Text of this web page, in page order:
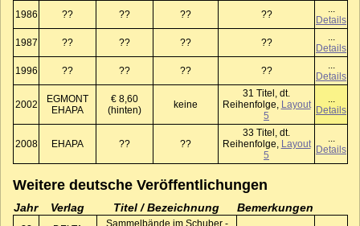
1986 ?? ?? ?? ??
...
Details
1987
?? ?? ?? ??
...
Details
1996
?? ?? ?? ??
...
Details
2002
EGMONT
EHAPA
€ 8,60
(hinten)
keine
31 Titel, dt.
Reihenfolge, Layout
5
...
Details
2008 EHAPA ?? ??
33 Titel, dt.
Reihenfolge, Layout
5
...
Details
Weitere deutsche Veröffentlichungen
Jahr Verlag Titel / Bezeichnung Bemerkungen